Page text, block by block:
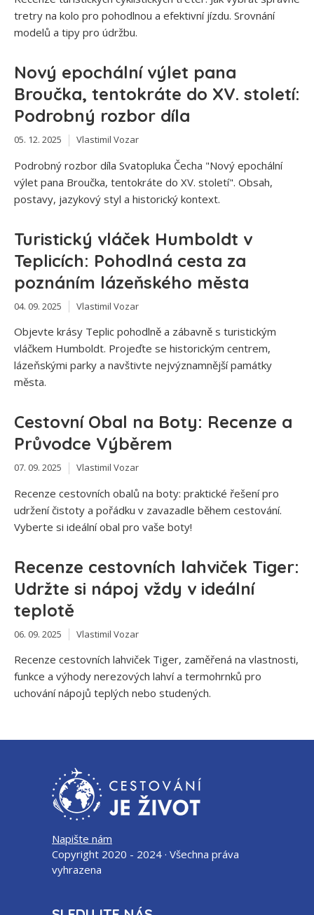
tretry na kolo pro pohodlnou a efektivní jízdu. Srovnání
modelů a tipy pro údržbu.
Nový epochální výlet pana
Broučka, tentokráte do XV. století:
Podrobný rozbor díla
05. 12. 2025 Vlastimil Vozar
Podrobný rozbor díla Svatopluka Čecha "Nový epochální
výlet pana Broučka, tentokráte do XV. století". Obsah,
postavy, jazykový styl a historický kontext.
Turistický vláček Humboldt v
Teplicích: Pohodlná cesta za
poznáním lázeňského města
04. 09. 2025 Vlastimil Vozar
Objevte krásy Teplic pohodlně a zábavně s turistickým
vláčkem Humboldt. Projeďte se historickým centrem,
lázeňskými parky a navštivte nejvýznamnější památky
města.
Cestovní Obal na Boty: Recenze a
Průvodce Výběrem
07. 09. 2025 Vlastimil Vozar
Recenze cestovních obalů na boty: praktické řešení pro
udržení čistoty a pořádku v zavazadle během cestování.
Vyberte si ideální obal pro vaše boty!
Recenze cestovních lahviček Tiger:
Udržte si nápoj vždy v ideální
teplotě
06. 09. 2025 Vlastimil Vozar
Recenze cestovních lahviček Tiger, zaměřená na vlastnosti,
funkce a výhody nerezových lahví a termohrnků pro
uchování nápojů teplých nebo studených.
Napište nám
Copyright 2020 - 2024 · Všechna práva
vyhrazena